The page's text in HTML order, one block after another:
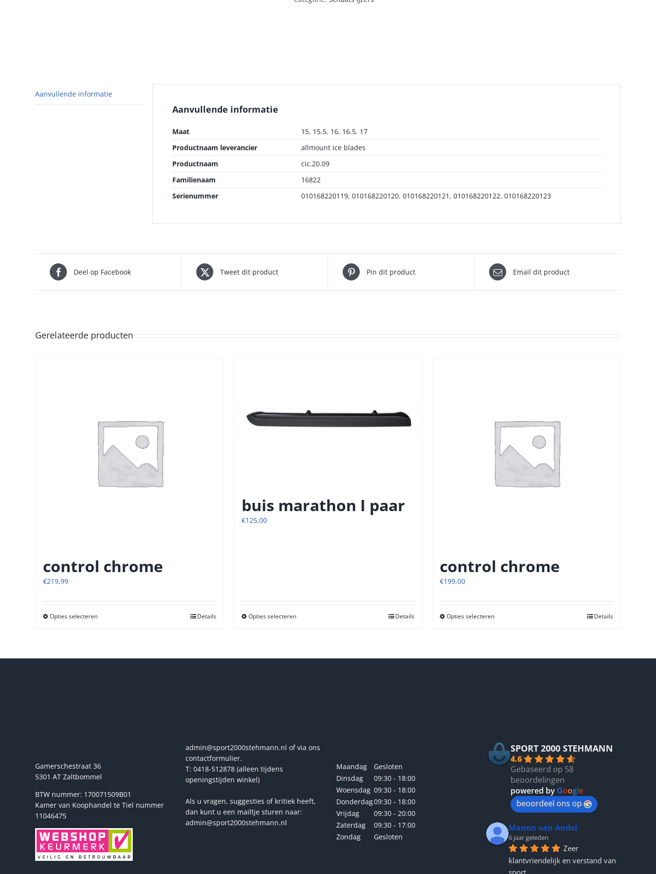
Aanvullende informatie
Aanvullende informatie
Maat 15, 15.5, 16, 16.5, 17
Productnaam leverancier
allmount ice blades
Productnaam
cic.20.09
Familienaam
16822
Serienummer
010168220119, 010168220120, 010168220121 , 010168220122, 010168220123
Deel op Facebook Tweet dit product Pin dit product Email dit product
Gerelateerde producten
control chrome
€219,99
Opties selecterenDit
variaties.
Details
buis marathon I paar
€125,00
Opties selecterenDit
variaties.
productpagina
Details
control chrome
€199,00
Opties selecterenDit
variaties.
productpagina
Details
Gamerschestraat 36
5301 AT Zaltbommel
BTW nummer: 170071509B01
Kamer van Koophandel te Tiel nummer
11046475
admin@sport2000stehmann.nl of via ons
contactformulier.
T: 0418-512878 (alleen tijdens
openingstijden winkel)
Als u vragen, suggesties of kritiek heeft,
dan kunt u een mailtje sturen naar:
admin@sport2000stehmann.nl
Maandag
Gesloten
Dinsdag
09:30 - 18:00
Woensdag 09:30 - 18:00
Donderdag09:30 - 18:00
Vrijdag
09:30 - 20:00
Zaterdag
09:30 - 17:00
Zondag
Gesloten
SPORT 2000 STEHMANN
4.6
Gebaseerd op 58
beoordelingen
powered by Google
beoordeel ons op
Manon van Andel
6 jaar geleden
Zeer
klantvriendelijk en verstand van